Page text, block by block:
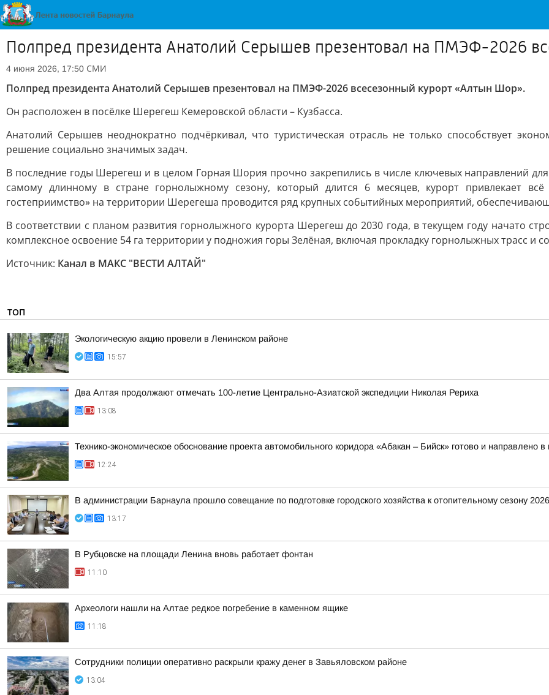
Полпред президента Анатолий Серышев презентовал на ПМЭФ-2026
4 июня 2026, 17:50 СМИ
Полпред президента Анатолий Серышев презентовал на ПМЭФ-2026 всесезонный курорт «Алтын Шор».
Он расположен в посёлке Шерегеш Кемеровской области – Кузбасса.
Анатолий Серышев неоднократно подчёркивал, что туристическая отрасль не только способствует
решение социально значимых задач.
В последние годы Шерегеш и в целом Горная Шория прочно закрепились в числе ключевых направлений
самому длинному в стране горнолыжному сезону, который длится 6 месяцев, курорт привлекает
гостеприимство» на территории Шерегеша проводится ряд крупных событийных мероприятий,
В соответствии с планом развития горнолыжного курорта Шерегеш до 2030 года, в текущем году начато
комплексное освоение 54 га территории у подножия горы Зелёная, включая прокладку горнолыжных трасс и
Источник: Канал в МАКС "ВЕСТИ АЛТАЙ"
ТОП
Экологическую акцию провели в Ленинском районе
15:57
Два Алтая продолжают отмечать 100-летие Центрально-Азиатской экспедиции Николая Рериха
13:08
Технико-экономическое обоснование проекта автомобильного коридора «Абакан – Бийск» готово и направлено
12:24
В администрации Барнаула прошло совещание по подготовке городского хозяйства к отопительному сезону
13:17
В Рубцовске на площади Ленина вновь работает фонтан
11:10
Археологи нашли на Алтае редкое погребение в каменном ящике
11:18
Сотрудники полиции оперативно раскрыли кражу денег в Завьяловском районе
13:04